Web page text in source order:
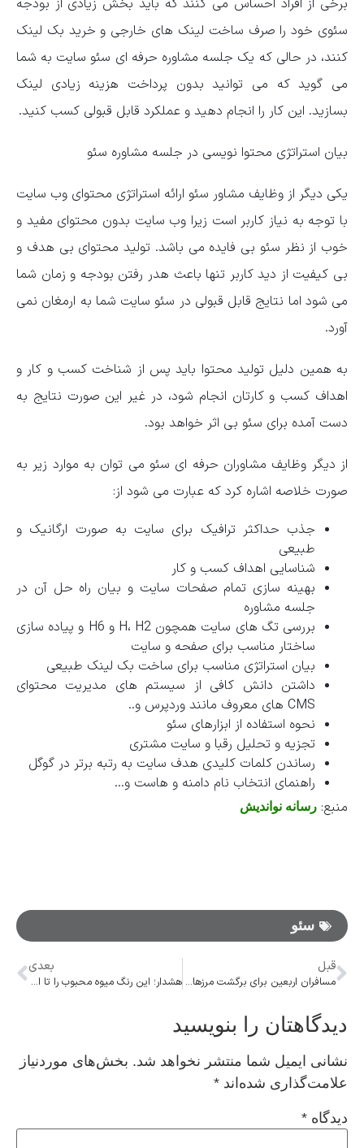
برخی از افراد احساس می کنند که باید بخش زیادی از بودجه
سئوی خود را صرف ساخت لینک های خارجی و خرید بک لینک
کنند، در حالی که یک جلسه مشاوره حرفه ای سئو سایت به شما
می گوید که می توانید بدون پرداخت هزینه زیادی لینک
بسازید. این کار را انجام دهید و عملکرد قابل قبولی کسب کنید.
بیان استراتژی محتوا نویسی در جلسه مشاوره سئو
یکی دیگر از وظایف مشاور سئو ارائه استراتژی محتوای وب سایت
با توجه به نیاز کاربر است زیرا وب سایت بدون محتوای مفید و
خوب از نظر سئو بی فایده می باشد. تولید محتوای بی هدف و
بی کیفیت از دید کاربر تنها باعث هدر رفتن بودجه و زمان شما
می شود اما نتایج قابل قبولی در سئو سایت شما به ارمغان نمی
آورد.
به همین دلیل تولید محتوا باید پس از شناخت کسب و کار و
اهداف کسب و کارتان انجام شود، در غیر این صورت نتایج به
دست آمده برای سئو بی اثر خواهد بود.
از دیگر وظایف مشاوران حرفه ای سئو می توان به موارد زیر به
صورت خلاصه اشاره کرد که عبارت می شود از:
جذب حداکثر ترافیک برای سایت به صورت ارگانیک و
طبیعی
شناسایی اهداف کسب و کار
بهینه سازی تمام صفحات سایت و بیان راه حل آن در
جلسه مشاوره
بررسی تگ های سایت همچون H، H2 و H6 و پیاده سازی
ساختار مناسب برای صفحه و سایت
بیان استراتژی مناسب برای ساخت بک لینک طبیعی
داشتن دانش کافی از سیستم های مدیریت محتوای
CMS های معروف مانند وردپرس و..
نحوه استفاده از ابزارهای سئو
تجزیه و تحلیل رقبا و سایت مشتری
رساندن کلمات کلیدی هدف سایت به رتبه برتر در گوگل
راهنمای انتخاب نام دامنه و هاست و…
منبع: رسانه نواندیش
سئو
قبل
مسافران اربعین برای برگشت مرزهای تمرچین و باشماق را انتخاب کنند
بعدی
هشدار؛ این رنگ میوه محبوب را تا اول مهر ماه نخرید
دیدگاهتان را بنویسید
نشانی ایمیل شما منتشر نخواهد شد. بخش‌های موردنیاز
علامت‌گذاری شده‌اند *
دیدگاه *